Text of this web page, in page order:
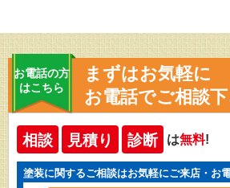
お電話の方
はこちら
まずはお気軽に
お電話でご相談
相談 見積り 診断 は無料!
塗装に関するご相談はお気軽にご来店・お